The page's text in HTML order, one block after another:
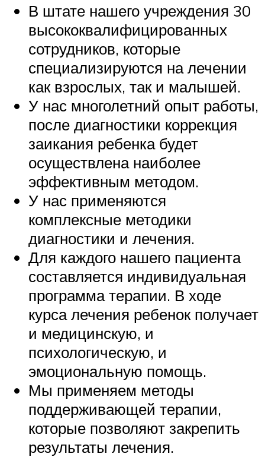
В штате нашего учреждения 30
высококвалифицированных
сотрудников, которые
специализируются на лечении
как взрослых, так и малышей.
У нас многолетний опыт работы,
после диагностики коррекция
заикания ребенка будет
осуществлена наиболее
эффективным методом.
У нас применяются
комплексные методики
диагностики и лечения.
Для каждого нашего пациента
составляется индивидуальная
программа терапии. В ходе
курса лечения ребенок получает
и медицинскую, и
психологическую, и
эмоциональную помощь.
Мы применяем методы
поддерживающей терапии,
которые позволяют закрепить
результаты лечения.